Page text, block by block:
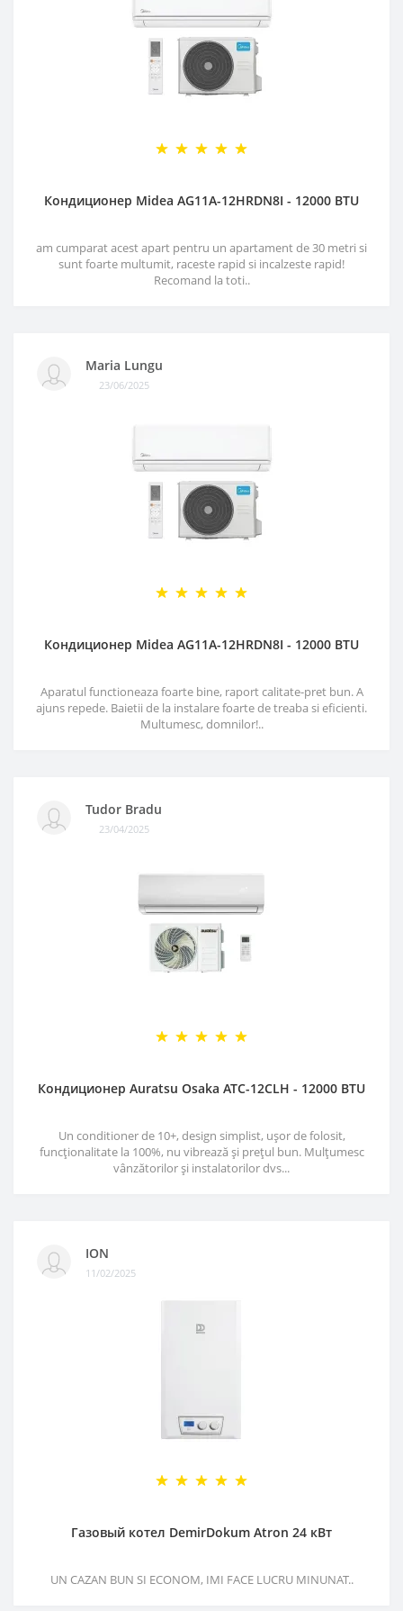
Кондиционер Midea AG11A-12HRDN8I - 12000 BTU
am cumparat acest apart pentru un apartament de 30 metri si
sunt foarte multumit, raceste rapid si incalzeste rapid!
Recomand la toti..
Maria Lungu
23/06/2025
Кондиционер Midea AG11A-12HRDN8I - 12000 BTU
Aparatul functioneaza foarte bine, raport calitate-pret bun. A
ajuns repede. Baietii de la instalare foarte de treaba si eficienti.
Multumesc, domnilor!..
Tudor Bradu
23/04/2025
Кондиционер Auratsu Osaka ATC-12CLH - 12000 BTU
Un conditioner de 10+, design simplist, ușor de folosit,
funcționalitate la 100%, nu vibrează și prețul bun. Mulțumesc
vânzătorilor și instalatorilor dvs...
ION
11/02/2025
Газовый котел DemirDokum Atron 24 кВт
UN CAZAN BUN SI ECONOM, IMI FACE LUCRU MINUNAT..